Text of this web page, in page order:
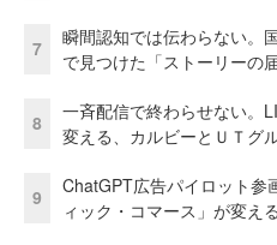
7
瞬間認知では伝わらない。
で見つけた「ストーリーの
8
一斉配信で終わらせない。
変える、カルビーとＵＴグ
9
ChatGPT広告パイロット
ィック・コマース」が変え